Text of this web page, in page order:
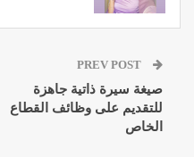
صيغة سيرة ذاتية جاهزة
للتقديم على وظائف القطاع
الخاص